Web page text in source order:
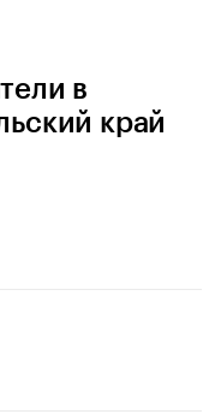
в
край